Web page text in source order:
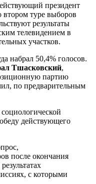
президент
втором туре выборов
результаты
телевидением в
участков.
набрал 50,4% голосов.
Тшасковский,
партию
по предварительным
действующего
после окончания
с которыми